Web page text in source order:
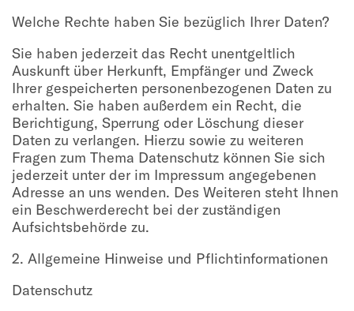
Welche Rechte haben Sie bezüglich Ihrer Daten?
Sie haben jederzeit das Recht unentgeltlich
Auskunft über Herkunft, Empfänger und Zweck
Ihrer gespeicherten personenbezogenen Daten zu
erhalten. Sie haben außerdem ein Recht, die
Berichtigung, Sperrung oder Löschung dieser
Daten zu verlangen. Hierzu sowie zu weiteren
Fragen zum Thema Datenschutz können Sie sich
jederzeit unter der im Impressum angegebenen
Adresse an uns wenden. Des Weiteren steht Ihnen
ein Beschwerderecht bei der zuständigen
Aufsichtsbehörde zu.
2. Allgemeine Hinweise und Pflichtinformationen
Datenschutz